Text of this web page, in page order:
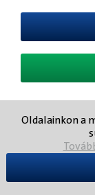
Hr
Oldalainkon a